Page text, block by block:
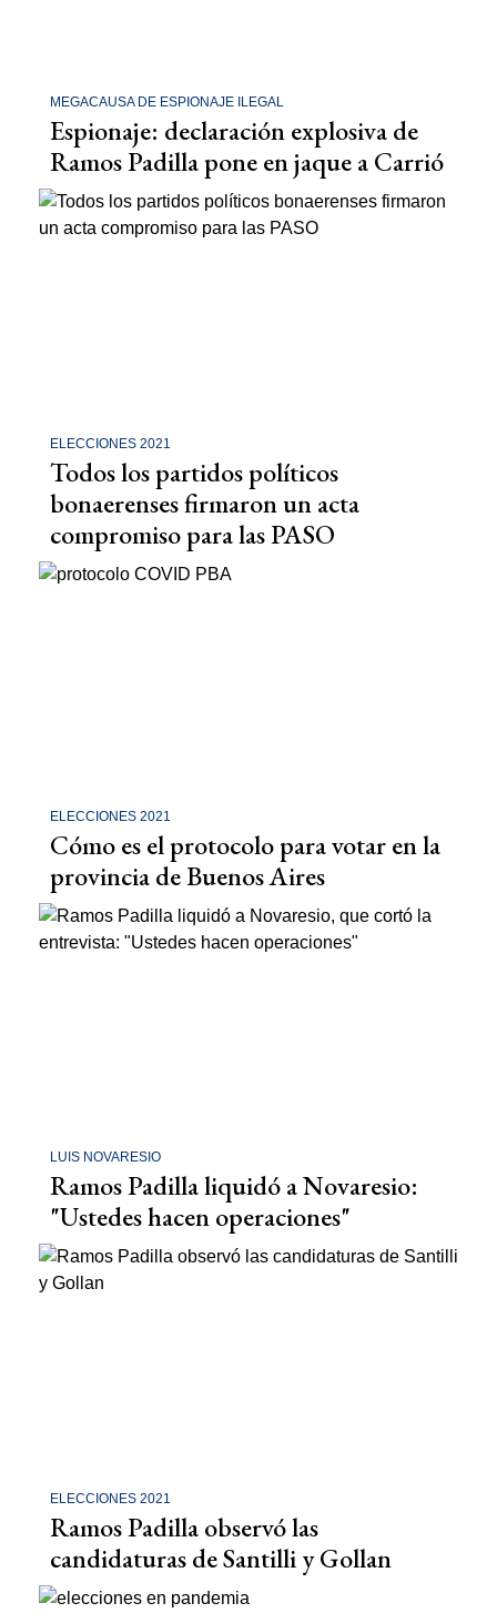
MEGACAUSA DE ESPIONAJE ILEGAL
Espionaje: declaración explosiva de
Ramos Padilla pone en jaque a Carrió
ELECCIONES 2021
Todos los partidos políticos
bonaerenses firmaron un acta
compromiso para las PASO
ELECCIONES 2021
Cómo es el protocolo para votar en la
provincia de Buenos Aires
LUIS NOVARESIO
Ramos Padilla liquidó a Novaresio:
"Ustedes hacen operaciones"
ELECCIONES 2021
Ramos Padilla observó las
candidaturas de Santilli y Gollan